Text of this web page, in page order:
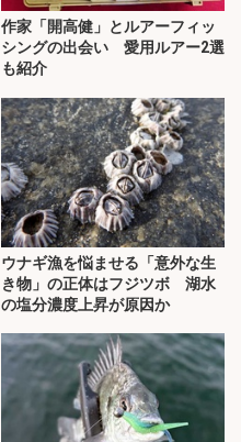
作家「開高健」とルアーフィッ
シングの出会い 愛用ルアー2選
も紹介
ウナギ漁を悩ませる「意外な生
き物」の正体はフジツボ 湖水
の塩分濃度上昇が原因か